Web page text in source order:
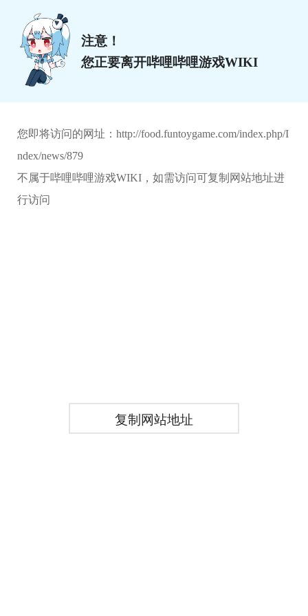
注意！
您正要离开哔哩哔哩游戏WIKI
您即将访问的网址： http://food.funtoygame.com/index.php/I
ndex/news/879
不属于哔哩哔哩游戏WIKI，如需访问可复制网站地址进
行访问
复制网站地址